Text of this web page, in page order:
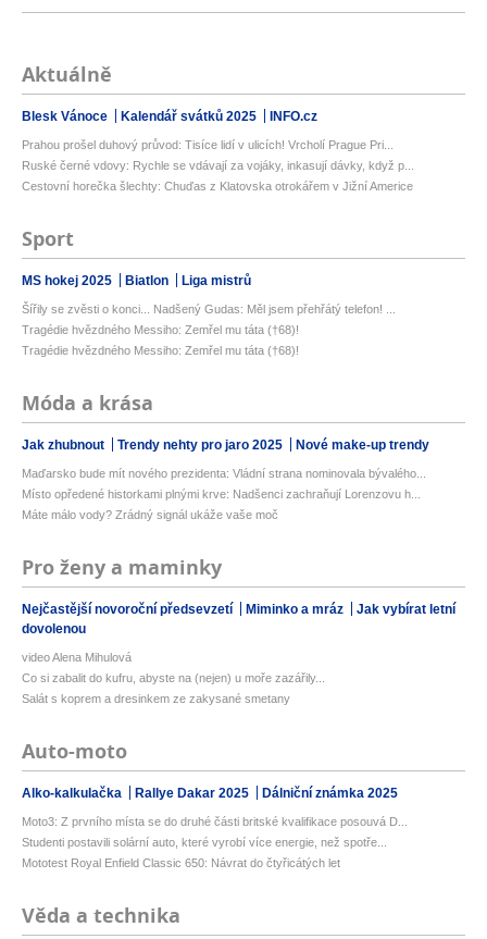
Aktuálně
Blesk Vánoce Kalendář svátků 2025 INFO.cz
Prahou prošel duhový průvod: Tisíce lidí v ulicích! Vrcholí Prague Pri...
Ruské černé vdovy: Rychle se vdávají za vojáky, inkasují dávky, když p...
Cestovní horečka šlechty: Chuďas z Klatovska otrokářem v Jižní Americe
Sport
MS hokej 2025 Biatlon Liga mistrů
Šířily se zvěsti o konci... Nadšený Gudas: Měl jsem přehřátý telefon! ...
Tragédie hvězdného Messiho: Zemřel mu táta (†68)!
Tragédie hvězdného Messiho: Zemřel mu táta (†68)!
Móda a krása
Jak zhubnout Trendy nehty pro jaro 2025 Nové make-up trendy
Maďarsko bude mít nového prezidenta: Vládní strana nominovala bývalého...
Místo opředené historkami plnými krve: Nadšenci zachraňují Lorenzovu h...
Máte málo vody? Zrádný signál ukáže vaše moč
Pro ženy a maminky
Nejčastější novoroční předsevzetí Miminko a mráz
Jak vybírat letní
dovolenou
video Alena Mihulová
Co si zabalit do kufru, abyste na (nejen) u moře zazářily...
Salát s koprem a dresinkem ze zakysané smetany
Auto-moto
Alko-kalkulačka Rallye Dakar 2025 Dálniční známka 2025
Moto3: Z prvního místa se do druhé části britské kvalifikace posouvá D...
Studenti postavili solární auto, které vyrobí více energie, než spotře...
Mototest Royal Enfield Classic 650: Návrat do čtyřicátých let
Věda a technika